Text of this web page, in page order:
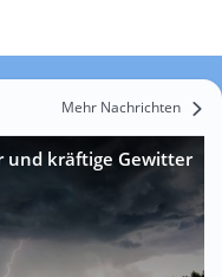
Mehr Nachrichten
und kräftige Gewitter